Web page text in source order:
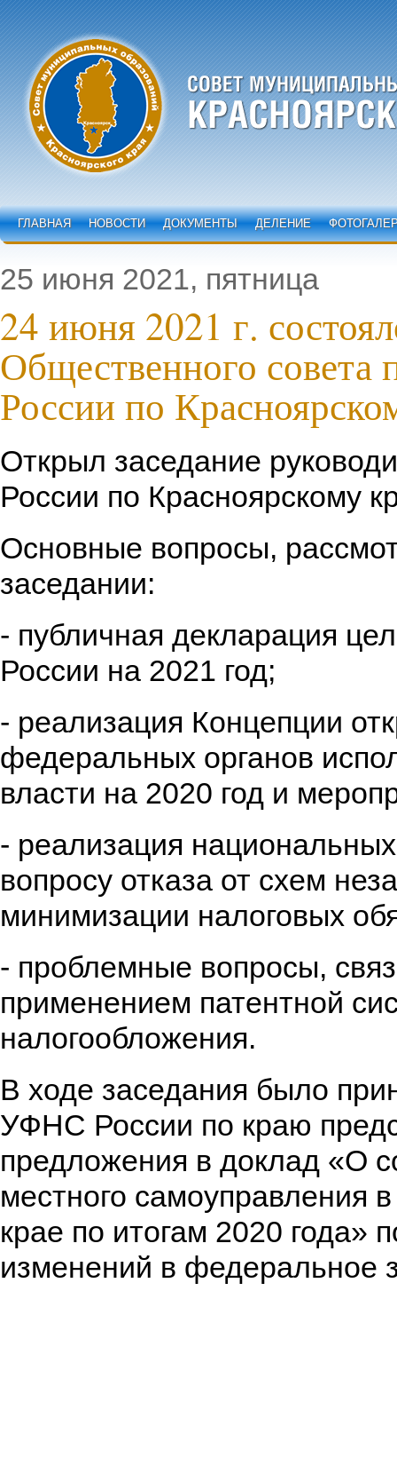
ГЛАВНАЯ НОВОСТИ ДОКУМЕНТЫ ДЕЛЕНИЕ
25 июня 2021, пятница
24 июня 2021 г.
Общественного
России по
Открыл заседание
России по Красноярскому
Основные вопросы,
заседании:
- публичная декларация
России на 2021 год;
- реализация Концепции
федеральных органов
власти на 2020 год и
- реализация
вопросу отказа от схем
минимизации налоговых
- проблемные вопросы,
применением патентной
налогообложения.
В ходе заседания было
УФНС России по краю
предложения в доклад «О
местного самоуправления
крае по итогам 2020 года»
изменений в федеральное